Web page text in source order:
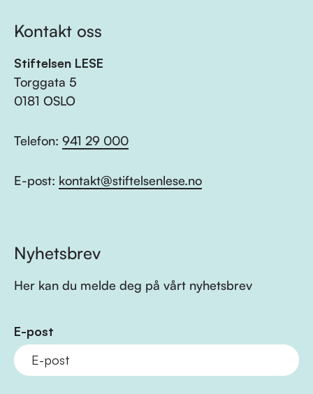
Kontakt oss
Stiftelsen LESE
Torggata 5
0181 OSLO
Telefon: 941 29 000
E-post: kontakt@stiftelsenlese.no
Nyhetsbrev
Her kan du melde deg på vårt nyhetsbrev
E-post